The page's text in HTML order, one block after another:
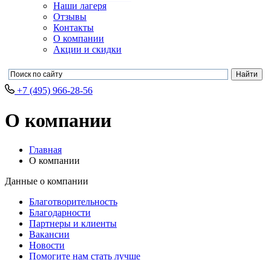
Наши лагеря
Отзывы
Контакты
О компании
Акции и скидки
+7 (495) 966-28-56
О компании
Главная
О компании
Данные о компании
Благотворительность
Благодарности
Партнеры и клиенты
Вакансии
Новости
Помогите нам стать лучше